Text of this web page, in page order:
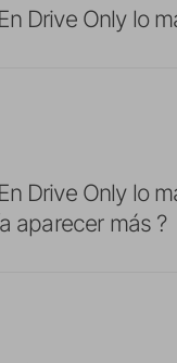
Drive Only lo
Drive Only lo
aparecer más ?